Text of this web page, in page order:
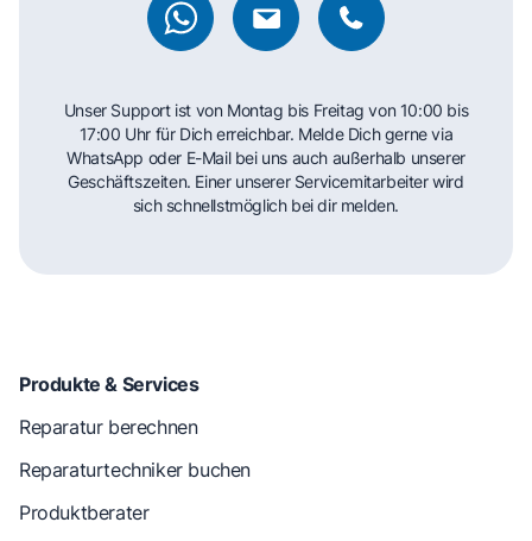
Unser Support ist von Montag bis Freitag von 10:00 bis
17:00 Uhr für Dich erreichbar. Melde Dich gerne via
WhatsApp oder E-Mail bei uns auch außerhalb unserer
Geschäftszeiten. Einer unserer Servicemitarbeiter wird
sich schnellstmöglich bei dir melden.
Produkte & Services
Reparatur berechnen
Reparaturtechniker buchen
Produktberater